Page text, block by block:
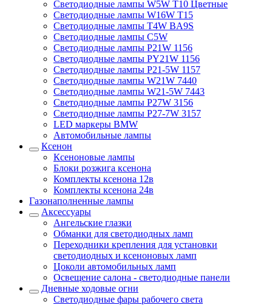
Светодиодные лампы W5W T10 Цветные
Светодиодные лампы W16W T15
Светодиодные лампы T4W BA9S
Светодиодные лампы C5W
Светодиодные лампы P21W 1156
Светодиодные лампы PY21W 1156
Светодиодные лампы P21-5W 1157
Светодиодные лампы W21W 7440
Светодиодные лампы W21-5W 7443
Светодиодные лампы P27W 3156
Светодиодные лампы P27-7W 3157
LED маркеры BMW
Автомобильные лампы
Ксенон
Ксеноновые лампы
Блоки розжига ксенона
Комплекты ксенона 12в
Комплекты ксенона 24в
Газонаполненные лампы
Аксессуары
Ангельские глазки
Обманки для светодиодных ламп
Переходники крепления для установки
светодиодных и ксеноновых ламп
Цоколи автомобильных ламп
Освещение салона - светодиодные панели
Дневные ходовые огни
Светодиодные фары рабочего света